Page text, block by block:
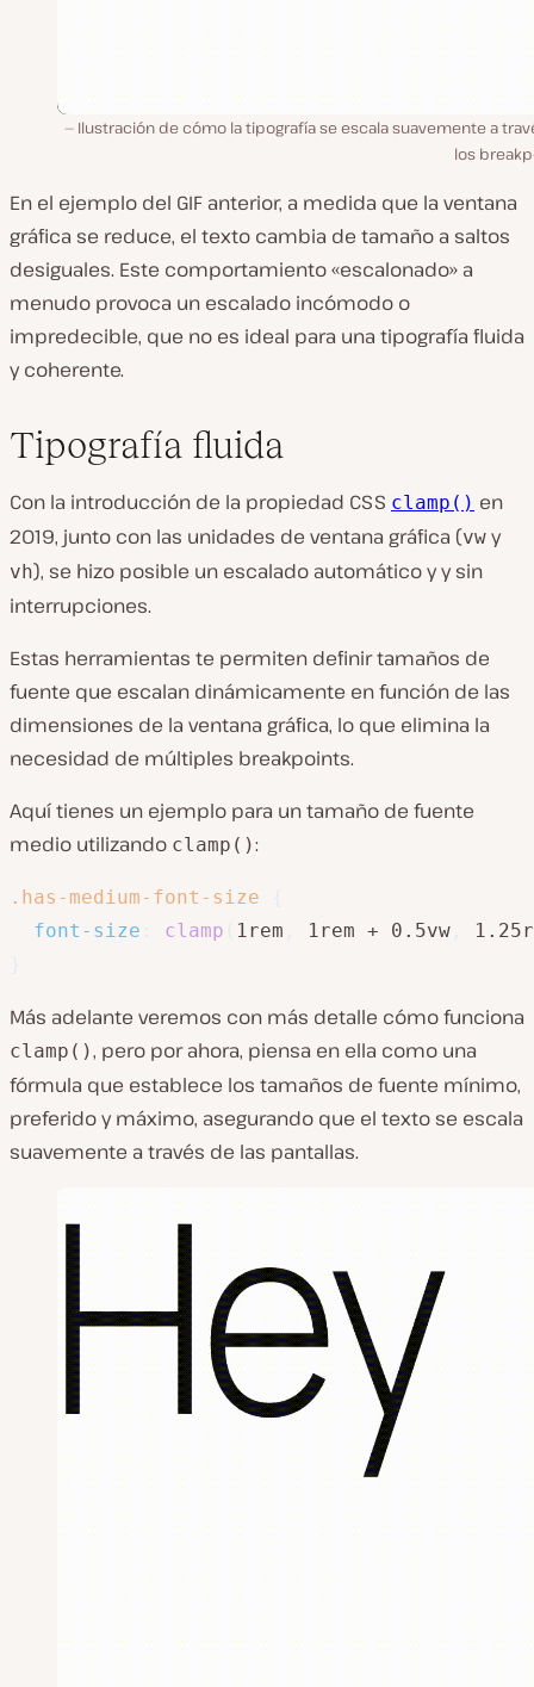
Ilustración de cómo la tipografía se escala suavemente a
los
En el ejemplo del GIF anterior, a medida que la ventana
gráfica se reduce, el texto cambia de tamaño a saltos
desiguales. Este comportamiento «escalonado» a
menudo provoca un escalado incómodo o
impredecible, que no es ideal para una tipografía fluida
y coherente.
Tipografía fluida
Con la introducción de la propiedad CSS clamp() en
2019, junto con las unidades de ventana gráfica (vw y
vh), se hizo posible un escalado automático y y sin
interrupciones.
Estas herramientas te permiten definir tamaños de
fuente que escalan dinámicamente en función de las
dimensiones de la ventana gráfica, lo que elimina la
necesidad de múltiples breakpoints.
Aquí tienes un ejemplo para un tamaño de fuente
medio utilizando clamp():
.has-medium-font-size
font-size
clamp 1rem 1rem + 0.5vw
Más adelante veremos con más detalle cómo funciona
clamp(), pero por ahora, piensa en ella como una
fórmula que establece los tamaños de fuente mínimo,
preferido y máximo, asegurando que el texto se escala
suavemente a través de las pantallas.